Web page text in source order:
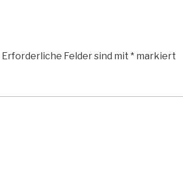
Erforderliche Felder sind mit * markiert